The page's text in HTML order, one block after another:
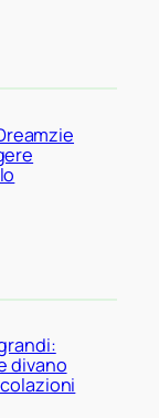
divano